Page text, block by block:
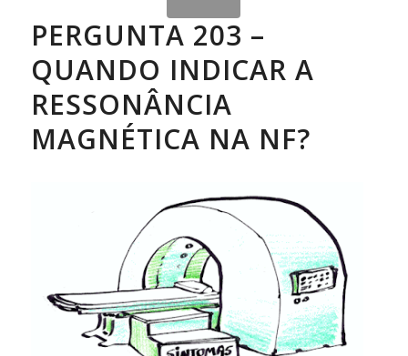
PERGUNTA 203 –
QUANDO INDICAR A
RESSONÂNCIA
MAGNÉTICA NA NF?